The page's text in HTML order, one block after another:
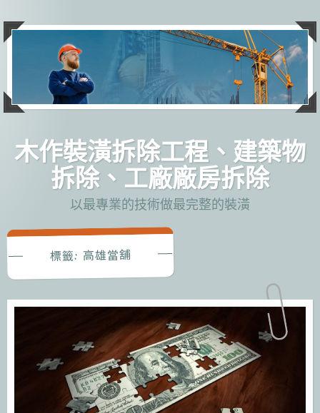
主
木作裝潢拆除工程、建築物
拆除、工廠廠房拆除
以最專業的技術做最完整的裝潢
標籤:高雄當舖